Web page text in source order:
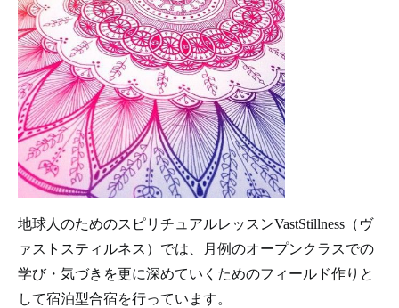
地球人のためのスピリチュアルレッスンVastStillness（ヴ
ァストスティルネス）では、月例のオープンクラスでの
学び・気づきを更に深めていくためのフィールド作りと
して宿泊型合宿を行っています。